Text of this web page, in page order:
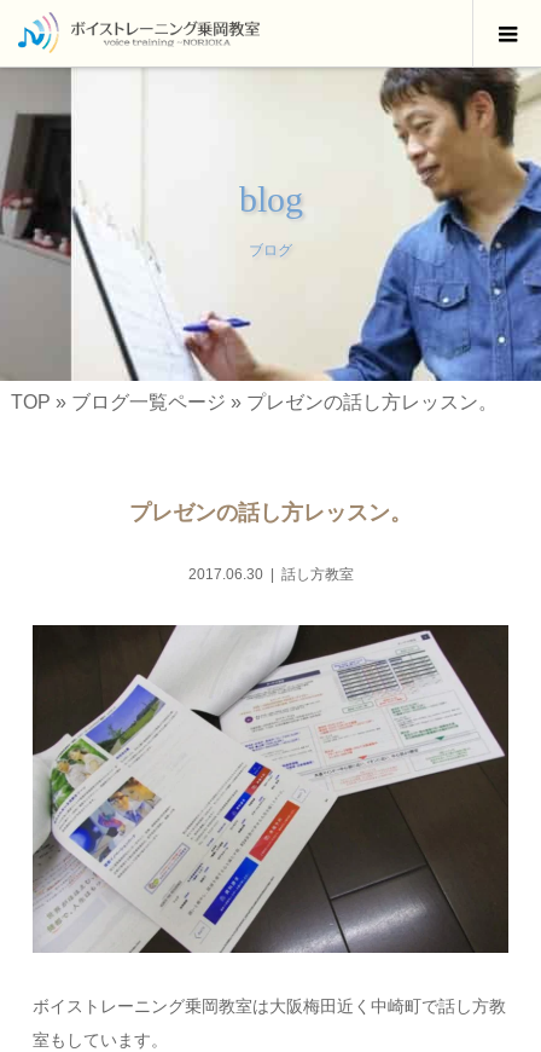
blog
ブログ
TOP » ブログ一覧ページ » プレゼンの話し方レッスン。
プレゼンの話し方レッスン。
2017.06.30 話し方教室
ボイストレーニング乗岡教室は大阪梅田近く中崎町で話し方教
室もしています。